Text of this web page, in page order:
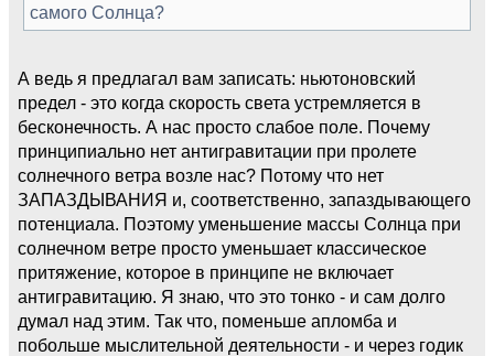
самого Солнца?
А ведь я предлагал вам записать: ньютоновский
предел - это когда скорость света устремляется в
бесконечность. А нас просто слабое поле. Почему
принципиально нет антигравитации при пролете
солнечного ветра возле нас? Потому что нет
ЗАПАЗДЫВАНИЯ и, соответственно, запаздывающего
потенциала. Поэтому уменьшение массы Солнца при
солнечном ветре просто уменьшает классическое
притяжение, которое в принципе не включает
антигравитацию. Я знаю, что это тонко - и сам долго
думал над этим. Так что, поменьше апломба и
побольше мыслительной деятельности - и через годик